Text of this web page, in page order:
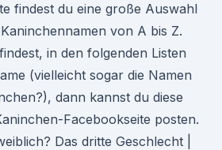
findest du eine große Auswahl
von A bis Z.
in den folgenden Listen
(vielleicht sogar die Namen
dann kannst du diese
Facebookseite posten.
Das dritte Geschlecht |